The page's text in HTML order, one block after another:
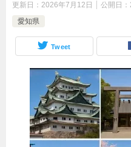
更新日： 2026年7月12日 公開日：
愛知県
Tweet